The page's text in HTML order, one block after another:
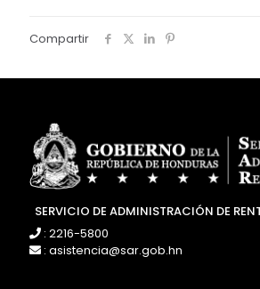
Compartir
SERVICIO DE ADMINISTRACIÓN DE
: 2216-5800
: asistencia@sar.gob.hn